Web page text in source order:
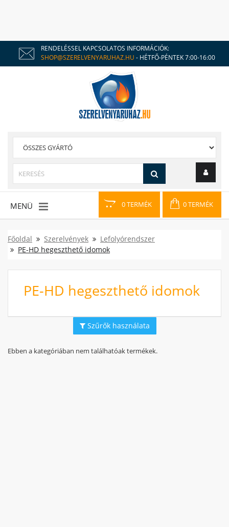
RENDELÉSSEL KAPCSOLATOS INFORMÁCIÓK:
SHOP@SZERELVENYARUHAZ.HU - HÉTFŐ-PÉNTEK 7:00-16:00
0 TERMÉK 0 TERMÉK
MENÜ
Főoldal Szerelvények
Lefolyórendszer
PE-HD hegeszthető idomok
PE-HD hegeszthető idomok
Szűrők használata
Ebben a kategóriában nem találhatóak termékek.